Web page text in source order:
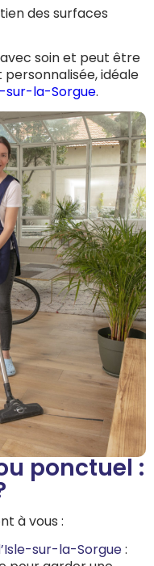
des surfaces
soin et peut être
idéale
sur-la-Sorgue.
ponctuel :
à vous :
sur-la-Sorgue: